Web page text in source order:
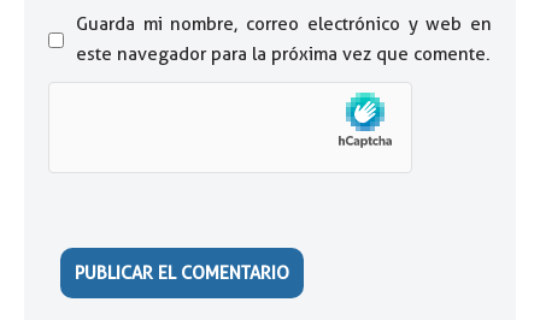
Guarda mi nombre, correo electrónico y web en
este navegador para la próxima vez que comente.